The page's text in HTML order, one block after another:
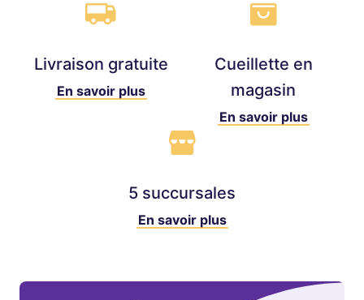
Livraison gratuite
En savoir plus
Cueillette en
magasin
En savoir plus
5 succursales
En savoir plus